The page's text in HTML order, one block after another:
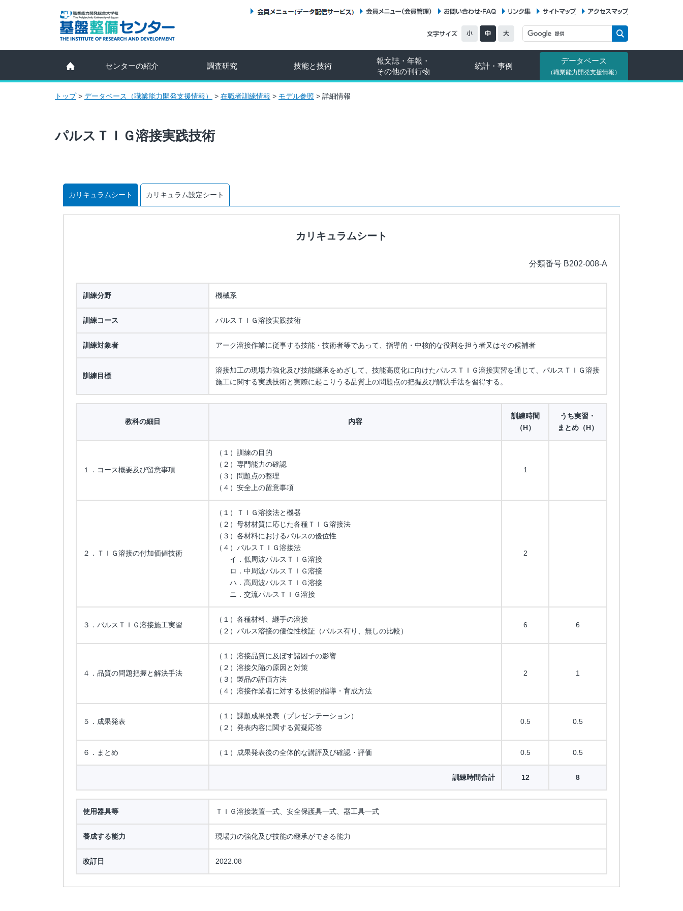
センターの紹介 調査研究 技能と技術
報文誌・年報・
その他の刊行物
統計・事例
データベース
（職業能力開発支援情報）
トップ> データベース（職業能力開発支援情報） > 在職者訓練情報 > モデル参照 > 詳細情報
パルスＴＩＧ溶接実践技術
カリキュラムシート カリキュラム設定シート
カリキュラムシート
分類番号 B202-008-A
訓練分野 機械系
訓練コース パルスＴＩＧ溶接実践技術
訓練対象者 アーク溶接作業に従事する技能・技術者等であって、指導的・中核的な役割を担う者又はその候補者
訓練目標
溶接加工の現場力強化及び技能継承をめざして、技能高度化に向けたパルスＴＩＧ溶接実習を通じて、パルスＴＩＧ溶接
施工に関する実践技術と実際に起こりうる品質上の問題点の把握及び解決手法を習得する。
教科の細目 内容
訓練時間
（H）
うち実習・
まとめ（H）
１．コース概要及び留意事項
（１）訓練の目的
（２）専門能力の確認
（３）問題点の整理
（４）安全上の留意事項
1
２．ＴＩＧ溶接の付加価値技術
（１）ＴＩＧ溶接法と機器
（２）母材材質に応じた各種ＴＩＧ溶接法
（３）各材料におけるパルスの優位性
（４）パルスＴＩＧ溶接法
イ．低周波パルスＴＩＧ溶接
ロ．中周波パルスＴＩＧ溶接
ハ．高周波パルスＴＩＧ溶接
ニ．交流パルスＴＩＧ溶接
2
３．パルスＴＩＧ溶接施工実習
（１）各種材料、継手の溶接
（２）パルス溶接の優位性検証（パルス有り、無しの比較）
6 6
４．品質の問題把握と解決手法
（１）溶接品質に及ぼす諸因子の影響
（２）溶接欠陥の原因と対策
（３）製品の評価方法
（４）溶接作業者に対する技術的指導・育成方法
2 1
５．成果発表
（１）課題成果発表（プレゼンテーション）
（２）発表内容に関する質疑応答
0.5 0.5
６．まとめ （１）成果発表後の全体的な講評及び確認・評価 0.5 0.5
訓練時間合計 12 8
使用器具等 ＴＩＧ溶接装置一式、安全保護具一式、器工具一式
養成する能力 現場力の強化及び技能の継承ができる能力
改訂日 2022.08